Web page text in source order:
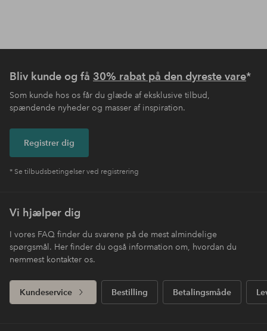
Bliv kunde og få 30% rabat på den dyreste vare*
Som kunde hos os får du glæde af eksklusive tilbud,
spændende nyheder og masser af inspiration.
Registrer dig
* Se tilbudsbetingelser ved registrering
Vi hjælper dig
I vores FAQ finder du svarene på de mest almindelige
spørgsmål. Her finder du også information om, hvordan du
nemmest kontakter os.
Kundeservice Bestilling Betalingsmåde